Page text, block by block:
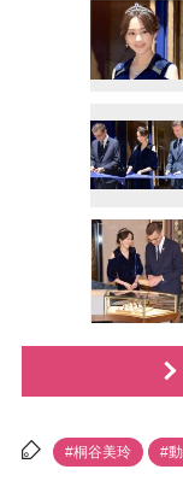
#桐谷美玲 #